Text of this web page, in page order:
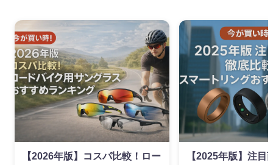
【2026年版】コスパ比較！ロー
【2025年版】注目